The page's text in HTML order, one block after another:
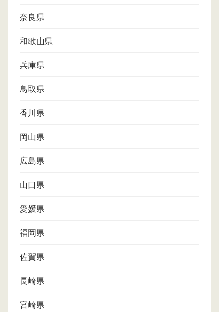
奈良県
和歌山県
兵庫県
鳥取県
香川県
岡山県
広島県
山口県
愛媛県
福岡県
佐賀県
長崎県
宮崎県